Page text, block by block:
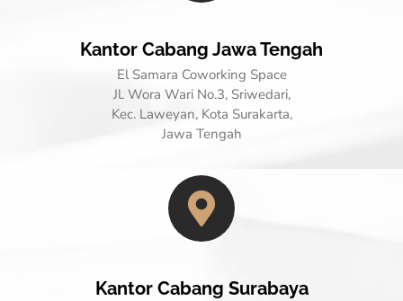
Kantor Cabang Jawa Tengah
El Samara Coworking Space
Jl. Wora Wari No.3, Sriwedari,
Kec. Laweyan, Kota Surakarta,
Jawa Tengah
Kantor Cabang Surabaya